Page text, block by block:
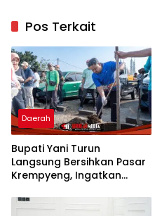
Pos Terkait
Daerah
Bupati Yani Turun
Langsung Bersihkan Pasar
Krempyeng, Ingatkan
Panjang